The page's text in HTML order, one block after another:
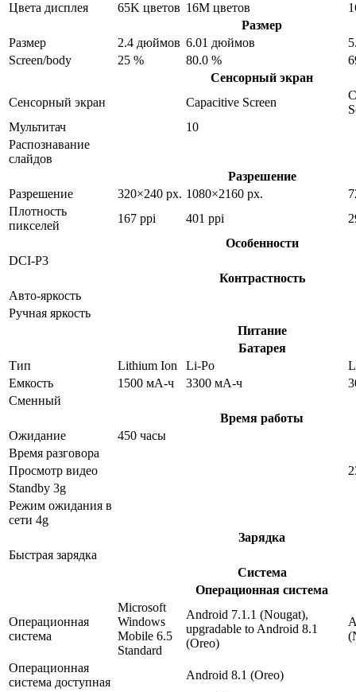
Цвета дисплея
65K цветов 16M цветов
Размер
Размер
2.4 дюймов 6.01 дюймов
Screen/body
25 % 80.0 %
Сенсорный экран
Сенсорный экран
Capacitive Screen
Мультитач
10
Распознавание
слайдов
Разрешение
Разрешение
320×240 px. 1080×2160 px.
Плотность
пикселей
167 ppi 401 ppi
Особенности
DCI-P3
Контрастность
Авто-яркость
Ручная яркость
Питание
Батарея
Тип
Lithium Ion Li-Po
Емкость
1500 мА-ч 3300 мА-ч
Сменный
Время работы
Ожидание
450 часы
Время разговора
Просмотр видео
Standby 3g
Режим ожидания в
сети 4g
Зарядка
Быстрая зарядка
Система
Операционная система
Операционная
система
Microsoft
Windows
Mobile 6.5
Standard
Android 7.1.1 (Nougat),
upgradable to Android 8.1
(Oreo)
Операционная
система доступная
Android 8.1 (Oreo)